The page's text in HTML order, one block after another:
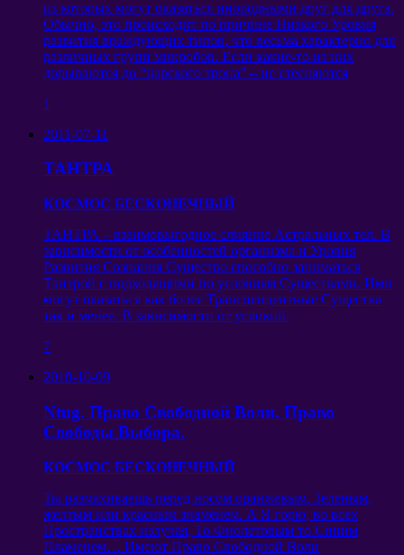
из которых могут оказаться инородными друг для друга.
Обычно, это происходит по причине Низкого Уровня
развития враждующих типов, что весьма характерно для
различных групп микробов. Если какие-то из них
дорываются до “царского трона” – не стесняются
1
2011-07-11
ТАНТРА
КОСМОС БЕСКОНЕЧНЫЙ
ТАНТРА – взаимовыгодное слияние Астральных тел. В
зависимости от особенностей организма и Уровня
Развития Сознания Существо способно заниматься
Тантрой с подходящими по условиям Существами. Ими
могут оказаться как более Трансцендентные Существа
так и менее. В зависимости от условий.
7
2010-10-09
Ntug. Право Свободной Воли. Право
Свободы Выбора.
КОСМОС БЕСКОНЕЧНЫЙ
Ты размахиваешь перед носом оранжевым, Зеленым,
желтым или красным знаменем. А Я горю, во всех
Пространствах излучая, То Фиолетовым то Синим
Пламенем… Имеют Право Свободной Воли